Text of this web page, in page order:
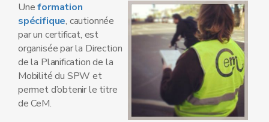
Uneformation
spécifique, cautionnée
par un certificat, est
organisée par la Direction
de la Planification de la
Mobilité du SPW et
permet d’obtenir le titre
de CeM.